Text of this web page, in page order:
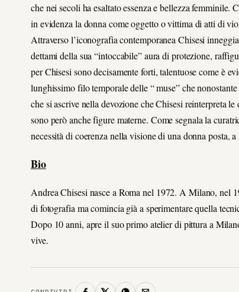
che nei secoli ha esaltato essenza e bellezza
in evidenza la donna come oggetto o vittima di atti di
Attraverso l’iconografia contemporanea Chisesi
dettami della sua “intoccabile” aura di protezione,
per Chisesi sono decisamente forti, talentuose come è
lunghissimo filo temporale delle “ muse” che
che si ascrive nella devozione che Chisesi reinterpreta
sono però anche figure materne. Come segnala la
necessità di coerenza nella visione di una donna posta,
Bio
Andrea Chisesi nasce a Roma nel 1972. A Milano, nel
di fotografia ma comincia già a sperimentare quella
Dopo 10 anni, apre il suo primo atelier di pittura a
vive.